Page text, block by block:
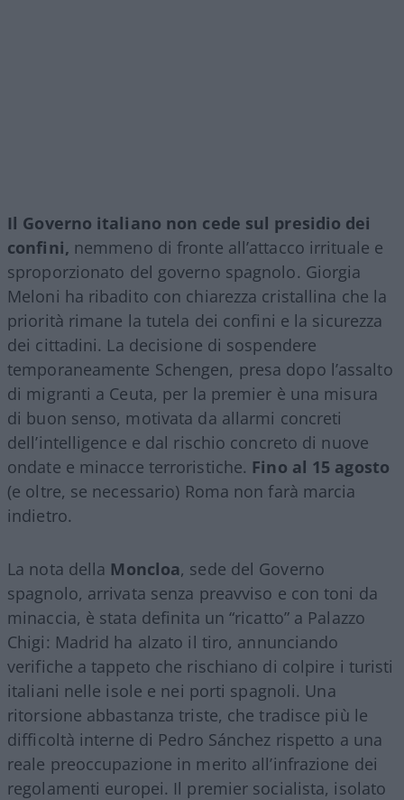
Il Governo italiano non cede sul presidio dei
confini, nemmeno di fronte all’attacco irrituale e
sproporzionato del governo spagnolo. Giorgia
Meloni ha ribadito con chiarezza cristallina che la
priorità rimane la tutela dei confini e la sicurezza
dei cittadini. La decisione di sospendere
temporaneamente Schengen, presa dopo l’assalto
di migranti a Ceuta, per la premier è una misura
di buon senso, motivata da allarmi concreti
dell’intelligence e dal rischio concreto di nuove
ondate e minacce terroristiche. Fino al 15 agosto
(e oltre, se necessario) Roma non farà marcia
indietro.
La nota della Moncloa, sede del Governo
spagnolo, arrivata senza preavviso e con toni da
minaccia, è stata definita un “ricatto” a Palazzo
Chigi: Madrid ha alzato il tiro, annunciando
verifiche a tappeto che rischiano di colpire i turisti
italiani nelle isole e nei porti spagnoli. Una
ritorsione abbastanza triste, che tradisce più le
difficoltà interne di Pedro Sánchez rispetto a una
reale preoccupazione in merito all’infrazione dei
regolamenti europei. Il premier socialista, isolato